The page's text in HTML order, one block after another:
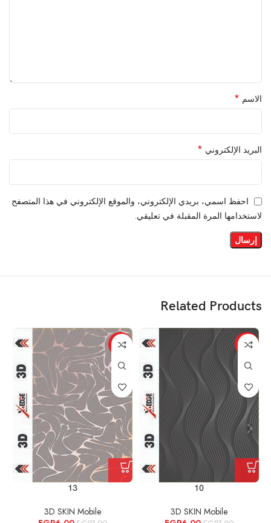
الاسم *
البريد الإلكتروني *
احفظ اسمي، بريدي الإلكتروني، والموقع الإلكتروني في هذا المتصفح
لاستخدامها المرة المقبلة في تعليقي.
Related Products
-14%
10
3D SKIN Mobile
-14%
13
3D SKIN Mobile